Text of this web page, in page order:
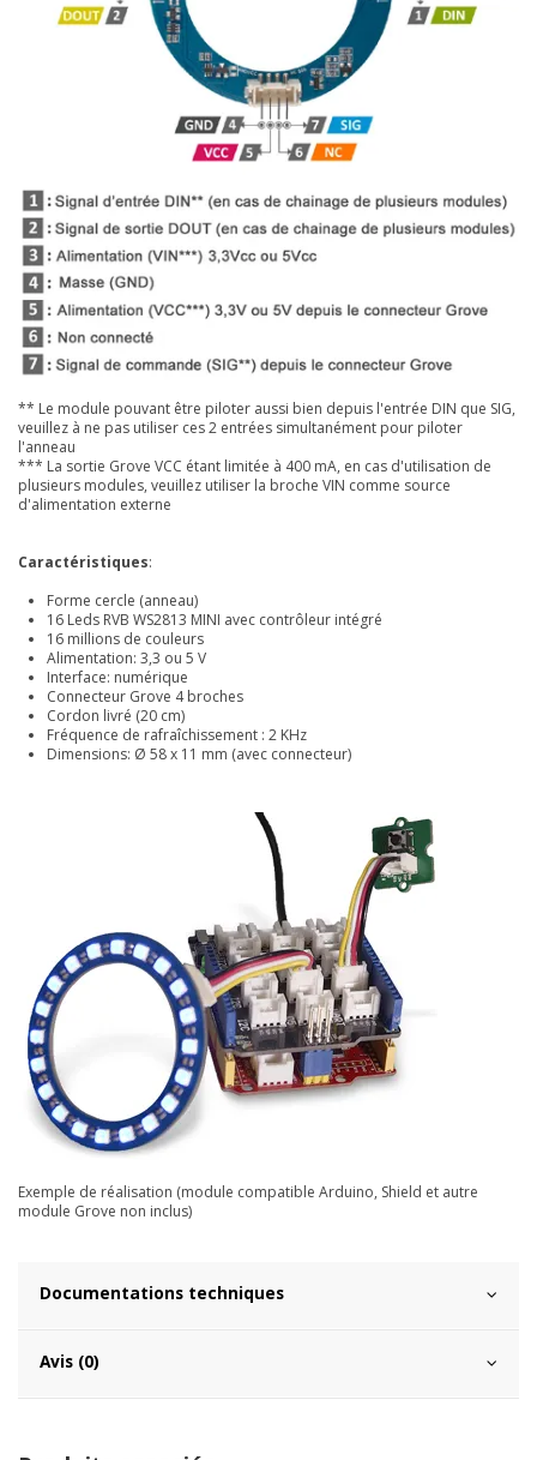
** Le module pouvant être piloter aussi bien depuis l'entrée DIN que SIG,
veuillez à ne pas utiliser ces 2 entrées simultanément pour piloter
l'anneau
*** La sortie Grove VCC étant limitée à 400 mA, en cas d'utilisation de
plusieurs modules, veuillez utiliser la broche VIN comme source
d'alimentation externe
Caractéristiques:
Forme cercle (anneau)
16 Leds RVB WS2813 MINI avec contrôleur intégré
16 millions de couleurs
Alimentation: 3,3 ou 5 V
Interface: numérique
Connecteur Grove 4 broches
Cordon livré (20 cm)
Fréquence de rafraîchissement : 2 KHz
Dimensions: Ø 58 x 11 mm (avec connecteur)
Exemple de réalisation (module compatible Arduino, Shield et autre
module Grove non inclus)
Documentations techniques
Avis (0)